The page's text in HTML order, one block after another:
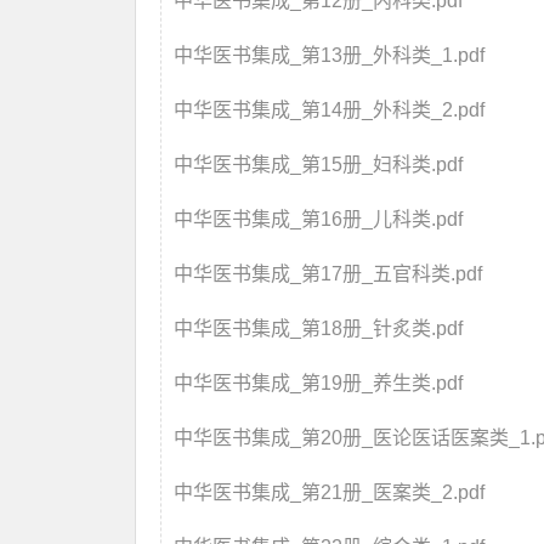
中华医书集成_第13册_外科类_1.pdf
中华医书集成_第14册_外科类_2.pdf
中华医书集成_第15册_妇科类.pdf
中华医书集成_第16册_儿科类.pdf
中华医书集成_第17册_五官科类.pdf
中华医书集成_第18册_针炙类.pdf
中华医书集成_第19册_养生类.pdf
中华医书集成_第20册_医论医话医案类
中华医书集成_第21册_医案类_2.pdf